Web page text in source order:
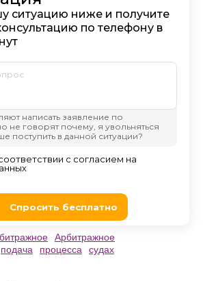
Арбитражное
подача процесса судах